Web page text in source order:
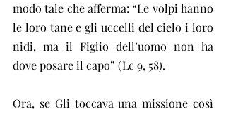
modo tale che afferma: “Le volpi hanno
le loro tane e gli uccelli del cielo i loro
nidi, ma il Figlio dell’uomo non ha
dove posare il capo” (Lc 9, 58).
Ora, se Gli toccava una missione così